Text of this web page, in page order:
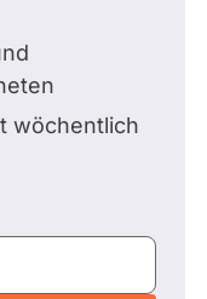
wöchentlich